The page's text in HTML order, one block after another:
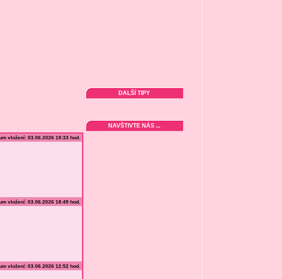
vložení: 03.06.2026 19:33 hod.
vložení: 03.06.2026 18:49 hod.
vložení: 03.06.2026 12:52 hod.
DALŠÍ TIPY
NAVŠTIVTE NÁS ...